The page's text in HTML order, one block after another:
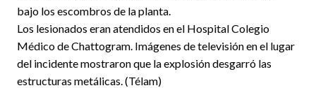
bajo los escombros de la planta.
Los lesionados eran atendidos en el Hospital Colegio
Médico de Chattogram. Imágenes de televisión en el lugar
del incidente mostraron que la explosión desgarró las
estructuras metálicas. (Télam)